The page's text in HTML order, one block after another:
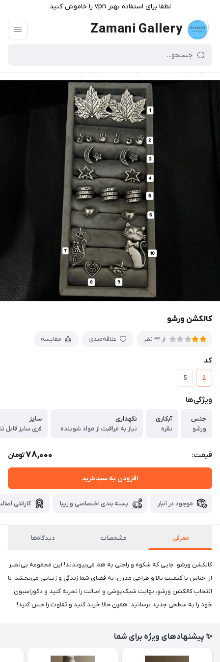
لطفا برای استفاده بهتر vpn را خاموش کنید
Zamani Gallery
کالکشن ورشو
از 22 نظر علاقه‌مندی مقایسه
کد
2
5
ویژگی‌ها
جنس
ورشو
آبکاری
نقره
نگهداری
نیاز به مراقبت از مواد شوینده
سایز
فری سایز قابل
قیمت: 78,000تومان
افزودن به سبدخرید
موجود در انبار بسته بندی اختصاصی و زیبا گارانتی
معرفی مشخصات دیدگاه‌ها
کالکشن ورشو، جایی که شکوه و راحتی به هم می‌پیوندند! این مجموعه بی‌نظیر
از اجناس با کیفیت بالا و طراحی مدرن، به فضای شما زندگی و زیبایی می‌بخشد. با
انتخاب کالکشن ورشو، نهایت شیک‌پوشی و اصالت را تجربه کنید و دکوراسیون
خود را به سطحی جدید برسانید. همین حالا خرید کنید و تفاوت را حس کنید!
✨ پیشنهادهای ویژه برای شما